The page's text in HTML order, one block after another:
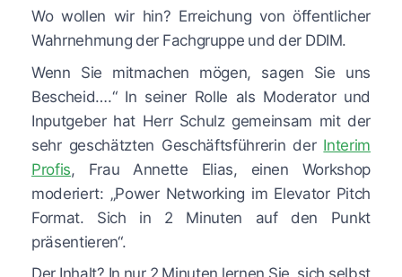
Wo wollen wir hin? Erreichung von öffentlicher
Wahrnehmung der Fachgruppe und der DDIM.
Wenn Sie mitmachen mögen, sagen Sie uns
Bescheid….“ In seiner Rolle als Moderator und
Inputgeber hat Herr Schulz gemeinsam mit der
sehr geschätzten Geschäftsführerin der Interim
Profis, Frau Annette Elias, einen Workshop
moderiert: „Power Networking im Elevator Pitch
Format. Sich in 2 Minuten auf den Punkt
präsentieren“.